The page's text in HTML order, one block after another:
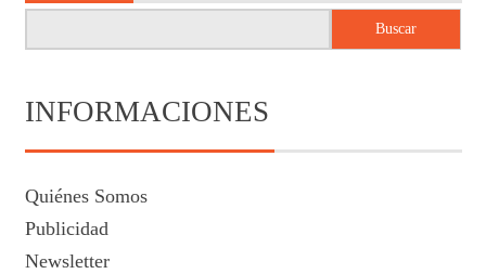
Buscar
INFORMACIONES
Quiénes Somos
Publicidad
Newsletter